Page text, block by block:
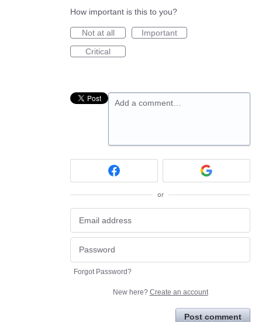
How important is this to you?
Not at all
Important
Critical
Add a comment…
or
Forgot Password?
New here? Create an account
Post comment